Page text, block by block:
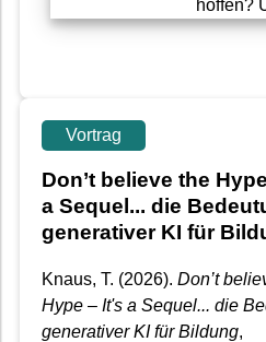
Vortrag
Don’t believe the
a Sequel... die
generativer KI für
Knaus, T. (2026). Don’t
Hype – It's a Sequel... die
generativer KI für Bildung,